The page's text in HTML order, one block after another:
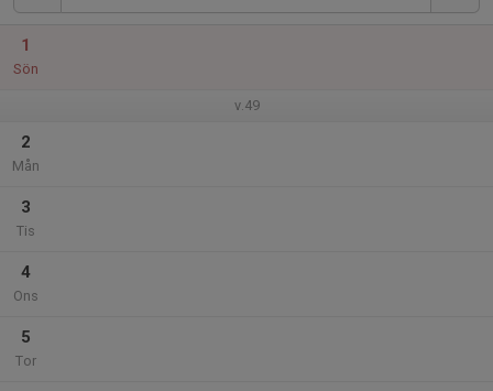
1
Sön
v.49
2
Mån
3
Tis
4
Ons
5
Tor